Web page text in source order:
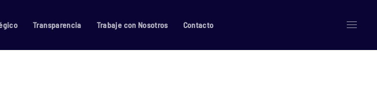
Transparencia Trabaje con Nosotros Contacto